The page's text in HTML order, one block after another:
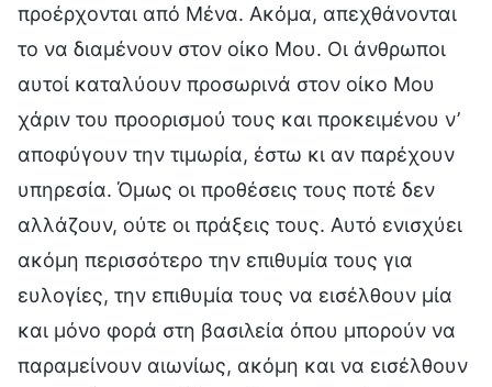
προέρχονται από Μένα. Ακόμα, απεχθάνονται
το να διαμένουν στον οίκο Μου. Οι άνθρωποι
αυτοί καταλύουν προσωρινά στον οίκο Μου
χάριν του προορισμού τους και προκειμένου ν’
αποφύγουν την τιμωρία, έστω κι αν παρέχουν
υπηρεσία. Όμως οι προθέσεις τους ποτέ δεν
αλλάζουν, ούτε οι πράξεις τους. Αυτό ενισχύει
ακόμη περισσότερο την επιθυμία τους για
ευλογίες, την επιθυμία τους να εισέλθουν μία
και μόνο φορά στη βασιλεία όπου μπορούν να
παραμείνουν αιωνίως, ακόμη και να εισέλθουν